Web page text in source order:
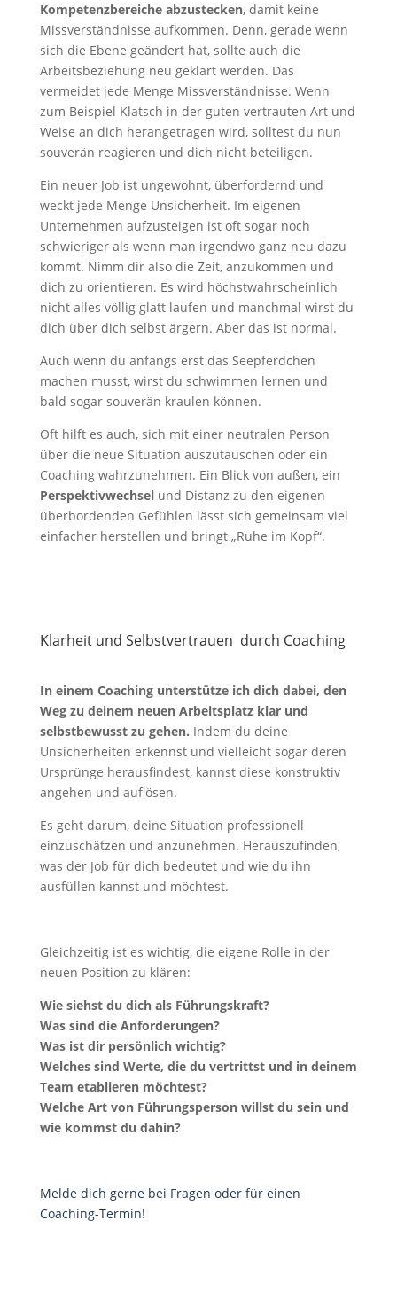
Kompetenzbereiche abzustecken, damit keine
Missverständnisse aufkommen. Denn, gerade wenn
sich die Ebene geändert hat, sollte auch die
Arbeitsbeziehung neu geklärt werden. Das
vermeidet jede Menge Missverständnisse. Wenn
zum Beispiel Klatsch in der guten vertrauten Art und
Weise an dich herangetragen wird, solltest du nun
souverän reagieren und dich nicht beteiligen.
Ein neuer Job ist ungewohnt, überfordernd und
weckt jede Menge Unsicherheit. Im eigenen
Unternehmen aufzusteigen ist oft sogar noch
schwieriger als wenn man irgendwo ganz neu dazu
kommt. Nimm dir also die Zeit, anzukommen und
dich zu orientieren. Es wird höchstwahrscheinlich
nicht alles völlig glatt laufen und manchmal wirst du
dich über dich selbst ärgern. Aber das ist normal.
Auch wenn du anfangs erst das Seepferdchen
machen musst, wirst du schwimmen lernen und
bald sogar souverän kraulen können.
Oft hilft es auch, sich mit einer neutralen Person
über die neue Situation auszutauschen oder ein
Coaching wahrzunehmen. Ein Blick von außen, ein
Perspektivwechselund Distanz zu den eigenen
überbordenden Gefühlen lässt sich gemeinsam viel
einfacher herstellen und bringt „Ruhe im Kopf“.
Klarheit und Selbstvertrauen durch Coaching
In einem Coaching unterstütze ich dich dabei, den
Weg zu deinem neuen Arbeitsplatz klar und
selbstbewusst zu gehen. Indem du deine
Unsicherheiten erkennst und vielleicht sogar deren
Ursprünge herausfindest, kannst diese konstruktiv
angehen und auflösen.
Es geht darum, deine Situation professionell
einzuschätzen und anzunehmen. Herauszufinden,
was der Job für dich bedeutet und wie du ihn
ausfüllen kannst und möchtest.
Gleichzeitig ist es wichtig, die eigene Rolle in der
neuen Position zu klären:
Wie siehst du dich als Führungskraft?
Was sind die Anforderungen?
Was ist dir persönlich wichtig?
Welches sind Werte, die du vertrittst und in deinem
Team etablieren möchtest?
Welche Art von Führungsperson willst du sein und
wie kommst du dahin?
Melde dich gerne bei Fragen oder für einen
Coaching-Termin!